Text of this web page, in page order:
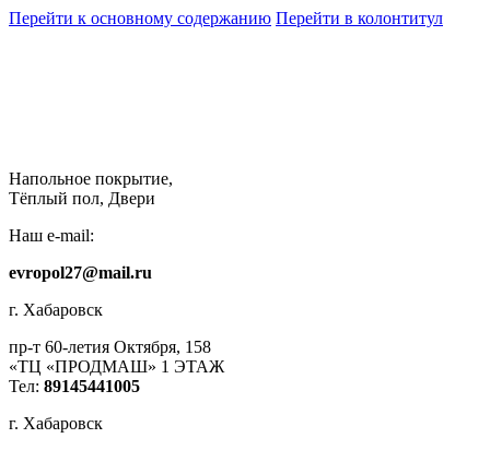
Перейти к основному содержанию Перейти в колонтитул
Напольное покрытие,
Тёплый пол, Двери
Наш e-mail:
evropol27@mail.ru
г. Хабаровск
пр-т 60-летия Октября, 158
«ТЦ «ПРОДМАШ» 1 ЭТАЖ
Тел: 89145441005
г. Хабаровск